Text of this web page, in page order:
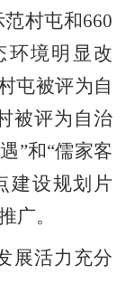
村屯和660
环境明显改
屯被评为自
被评为自治
”和“儒家客
建设规划片
广。
展活力充分